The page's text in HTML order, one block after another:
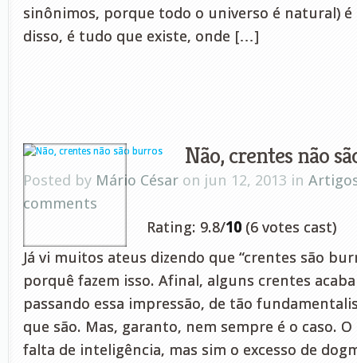
sinônimos, porque todo o universo é natural)
disso, é tudo que existe, onde […]
Não, crentes não
Posted by Mário César on jun 12, 2013 in
comments
Rating: 9.8/10 (6 votes cast)
Já vi muitos ateus dizendo que “crentes são
porquê fazem isso. Afinal, alguns crentes
passando essa impressão, de tão
que são. Mas, garanto, nem sempre é o caso.
falta de inteligência, mas sim o excesso de